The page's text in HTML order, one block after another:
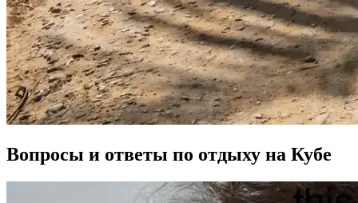
Вопросы и ответы по отдыху на Кубе